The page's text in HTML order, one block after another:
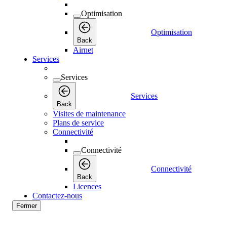
Optimisation
Back
Optimisation
Airnet
Services
Services
Back
Services
Visites de maintenance
Plans de service
Connectivité
Connectivité
Back
Connectivité
Licences
Contactez-nous
Fermer